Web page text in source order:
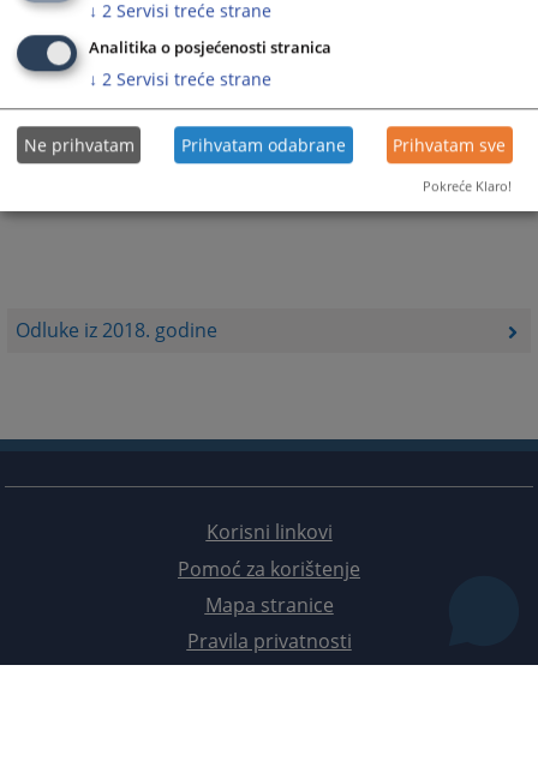
Odluke iz 2018. godine
Korisni linkovi
Pomoć za korištenje
Mapa stranice
Pravila privatnosti
↓ 2 Servisi treće strane
Analitika o posjećenosti stranica
↓ 2 Servisi treće strane
Ne prihvatam Prihvatam odabrane Prihvatam sve
Pokreće Klaro!